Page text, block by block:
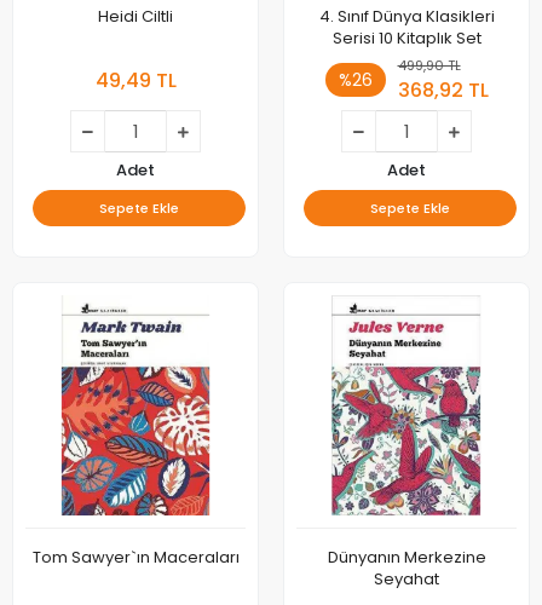
Heidi Ciltli
49,49 TL
Adet
Sepete Ekle
4. Sınıf Dünya Klasikleri
Serisi 10 Kitaplık Set
%26
499,90 TL
368,92 TL
Adet
Sepete Ekle
Tom Sawyer`ın Maceraları
Dünyanın Merkezine
Seyahat